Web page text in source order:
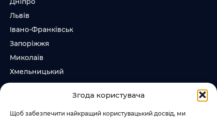
Згода користувача
Щоб забезпечити найкращий користувацький досвід, ми
Львів
Івано-Франківськ
Запоріжжя
Миколаїв
Хмельницький
Суми